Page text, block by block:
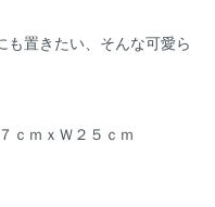
置きたい、そんな可愛ら
ｃｍｘＷ２５ｃｍ